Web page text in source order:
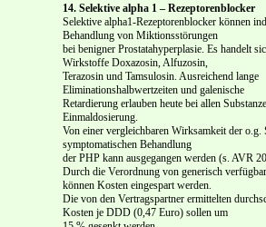
14. Selektive alpha 1 – Rezeptorenblocker
Selektive alpha1-Rezeptorenblocker können
Behandlung von Miktionsstörungen
bei benigner Prostatahyperplasie. Es handelt
Wirkstoffe Doxazosin, Alfuzosin,
Terazosin und Tamsulosin. Ausreichend lange
Eliminationshalbwertzeiten und galenische
Retardierung erlauben heute bei allen
Einmaldosierung.
Von einer vergleichbaren Wirksamkeit der o.g.
symptomatischen Behandlung
der PHP kann ausgegangen werden (s. AVR
Durch die Verordnung von generisch
können Kosten eingespart werden.
Die von den Vertragspartner ermittelten
Kosten je DDD (0,47 Euro) sollen um